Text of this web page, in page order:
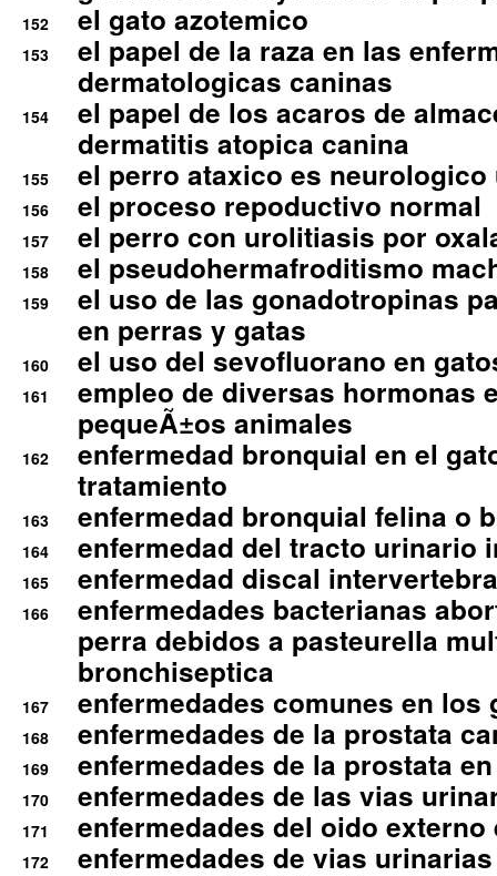
152 el gato azotemico
153
el papel de la raza en las
dermatologicas caninas
154
el papel de los acaros de
dermatitis atopica canina
155 el perro ataxico es
156 el proceso repoductivo normal
157 el perro con urolitiasis por
158 el pseudohermafroditismo
159
el uso de las gonadotropinas
en perras y gatas
160 el uso del sevofluorano en
161
empleo de diversas hormonas
pequeÃ±os animales
162
enfermedad bronquial en el
tratamiento
163 enfermedad bronquial felina o
164 enfermedad del tracto urinario
165 enfermedad discal
166
enfermedades bacterianas
perra debidos a pasteurella
bronchiseptica
167 enfermedades comunes en los
168 enfermedades de la prostata
169 enfermedades de la prostata
170 enfermedades de las vias
171 enfermedades del oido
172 enfermedades de vias